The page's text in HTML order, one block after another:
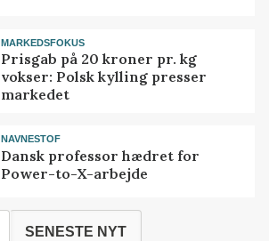
MARKEDSFOKUS
Prisgab på 20 kroner pr. kg
vokser: Polsk kylling presser
markedet
NAVNESTOF
Dansk professor hædret for
Power-to-X-arbejde
SENESTE NYT